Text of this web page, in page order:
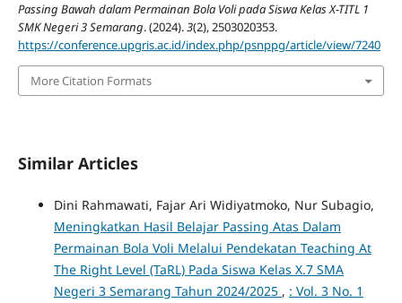
Passing Bawah dalam Permainan Bola Voli pada Siswa Kelas X-TITL 1
SMK Negeri 3 Semarang. (2024).3(2), 2503020353.
https://conference.upgris.ac.id/index.php/psnppg/article/view/7240
More Citation Formats
Similar Articles
Dini Rahmawati, Fajar Ari Widiyatmoko, Nur Subagio,
Meningkatkan Hasil Belajar Passing Atas Dalam
Permainan Bola Voli Melalui Pendekatan Teaching At
The Right Level (TaRL) Pada Siswa Kelas X.7 SMA
Negeri 3 Semarang Tahun 2024/2025 , : Vol. 3 No. 1